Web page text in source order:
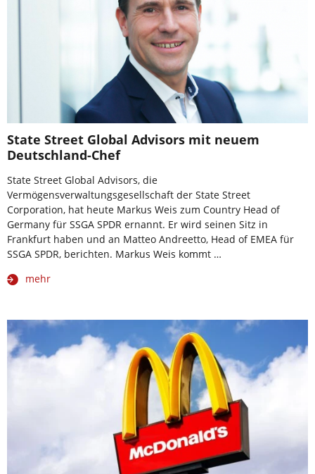
State Street Global Advisors mit neuem
Deutschland-Chef
State Street Global Advisors, die
Vermögensverwaltungsgesellschaft der State Street
Corporation, hat heute Markus Weis zum Country Head of
Germany für SSGA SPDR ernannt. Er wird seinen Sitz in
Frankfurt haben und an Matteo Andreetto, Head of EMEA für
SSGA SPDR, berichten. Markus Weis kommt …
mehr